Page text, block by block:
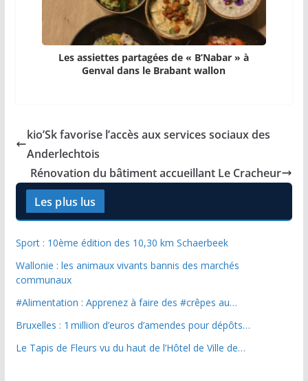
Les assiettes partagées de « B’Nabar » à
Genval dans le Brabant wallon
kio’Sk favorise l’accès aux services sociaux des
Anderlechtois
Rénovation du bâtiment accueillant Le Cracheur
Les plus lus
Sport : 10ème édition des 10,30 km Schaerbeek
Wallonie : les animaux vivants bannis des marchés
communaux
#Alimentation : Apprenez à faire des #crêpes au…
Bruxelles : 1 million d’euros d’amendes pour dépôts…
Le Tapis de Fleurs vu du haut de l’Hôtel de Ville de…